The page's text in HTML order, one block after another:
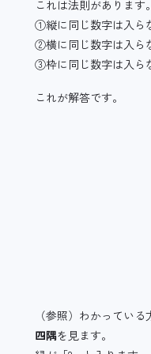
これは法則があります。
①縦に同じ数字は入ら
②横に同じ数字は入ら
③枠に同じ数字は入ら
これが解答です。
（参照）わかっている
四隅を見ます。